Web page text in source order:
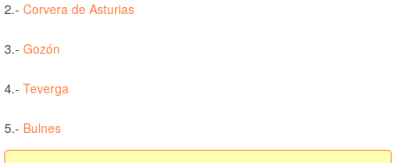
2.- Corvera de Asturias
3.- Gozón
4.- Teverga
5.- Bulnes